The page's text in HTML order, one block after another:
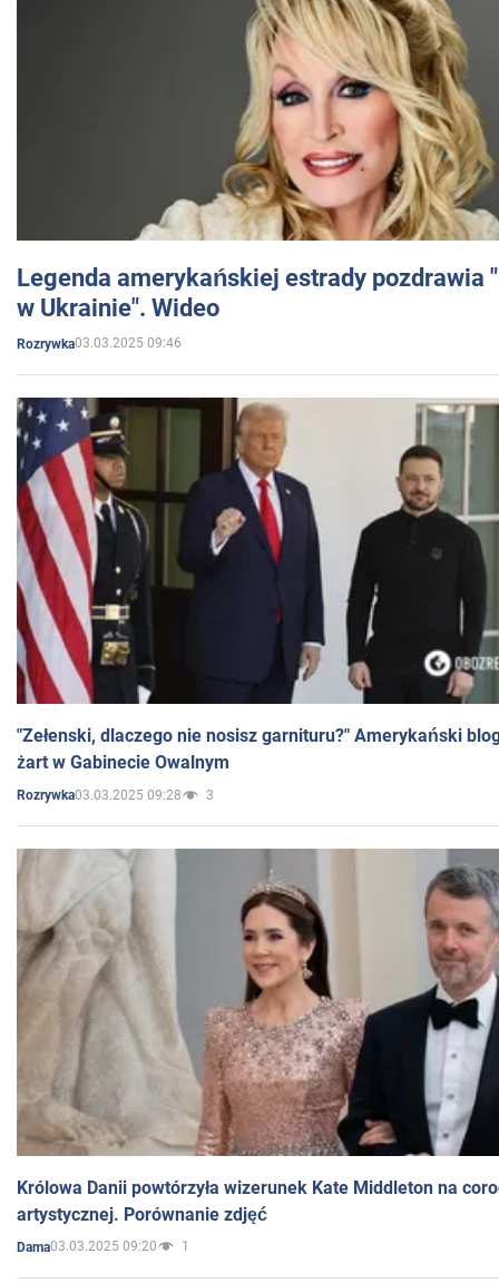
Legenda amerykańskiej estrady pozdrawia
w Ukrainie". Wideo
Rozrywka03.03.2025 09:46
"Zełenski, dlaczego nie nosisz garnituru?" Amerykański
żart w Gabinecie Owalnym
Rozrywka03.03.2025 09:28 3
Królowa Danii powtórzyła wizerunek Kate Middleton na
artystycznej. Porównanie zdjęć
Dama03.03.2025 09:20 1